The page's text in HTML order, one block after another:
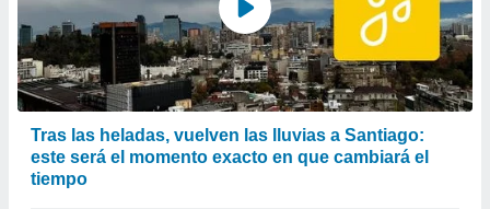
Tras las heladas, vuelven las lluvias a Santiago:
este será el momento exacto en que cambiará el
tiempo